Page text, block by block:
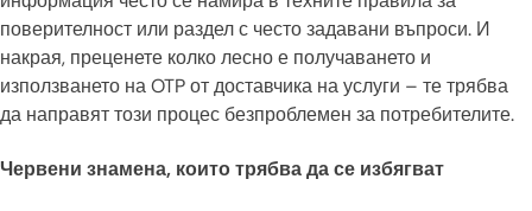
поверителност или раздел с често задавани въпроси. И
накрая, преценете колко лесно е получаването и
използването на OTP от доставчика на услуги – те трябва
да направят този процес безпроблемен за потребителите.
Червени знамена, които трябва да се избягват